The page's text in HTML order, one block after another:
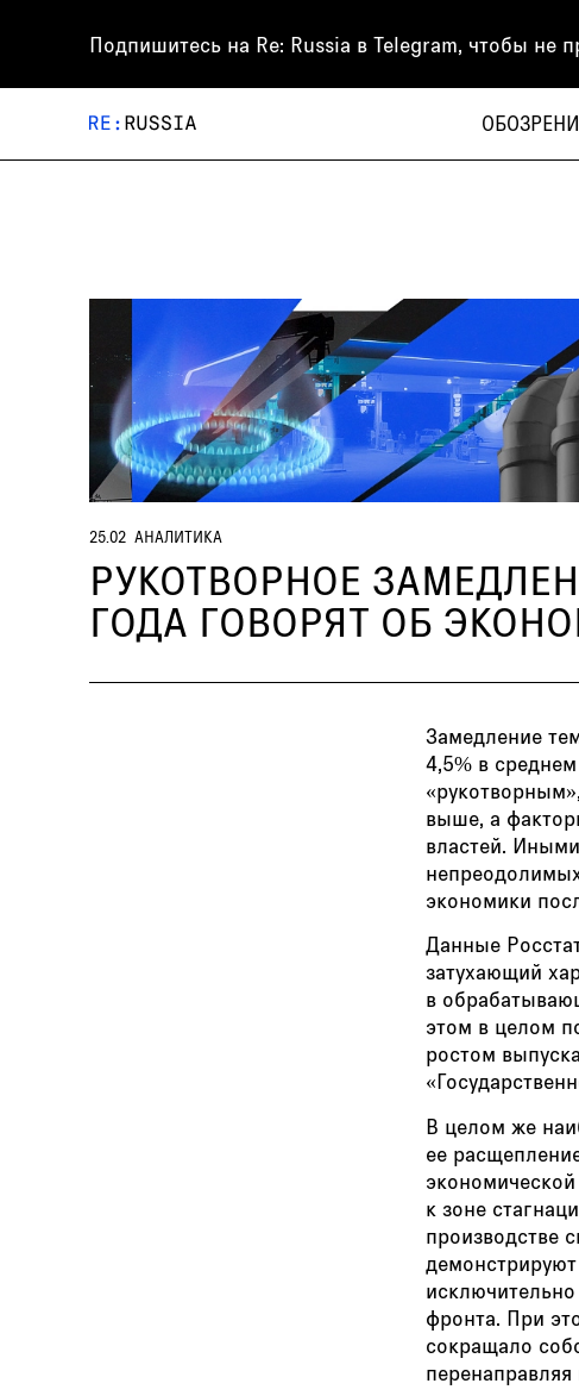
Подпишитесь на Re: Russia в Telegram, чтобы не
25.02 АНАЛИТИКА
РУКОТВОРНОЕ
ГОДА ГОВОРЯТ ОБ
Замедление
4,5% в
выше, а
властей.
экономики
Данные
затухающий
в
этом в целом
ростом
В целом же
ее
к зоне
производстве
фронта. При
сокращало